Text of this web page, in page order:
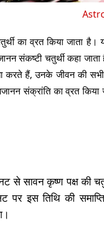
का व्रत किया जाता
संकष्टी चतुर्थी कहा जाता
हैं, उनके जीवन की सभी
संक्रांति का व्रत किया
से सावन कृष्ण पक्ष की
इस तिथि की